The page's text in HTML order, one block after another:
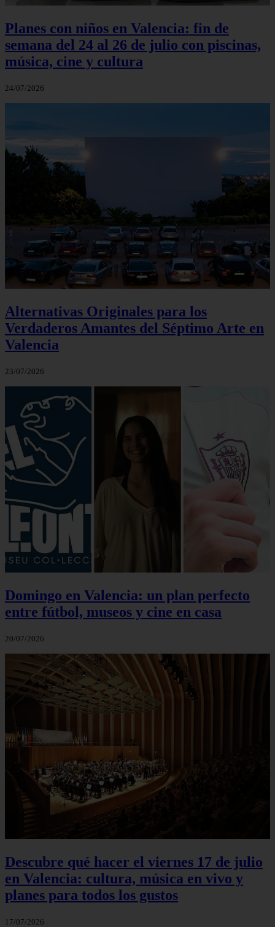
Planes con niños en Valencia: fin de
semana del 24 al 26 de julio con piscinas,
música, cine y cultura
24/07/2026
Alternativas Originales para los
Verdaderos Amantes del Séptimo Arte en
Valencia
23/07/2026
Domingo en Valencia: un plan perfecto
entre fútbol, museos y cine en casa
20/07/2026
Descubre qué hacer el viernes 17 de julio
en Valencia: cultura, música en vivo y
planes para todos los gustos
17/07/2026